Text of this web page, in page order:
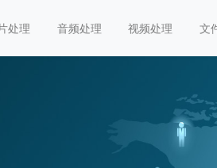
处理 音频处理 视频处理 文